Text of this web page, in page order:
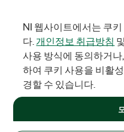
NI 웹사이트에서는 쿠
다.개인정보 취급방침 및
사용 방식에 동의하거
하여 쿠키 사용을 비활
경할 수 있습니다.